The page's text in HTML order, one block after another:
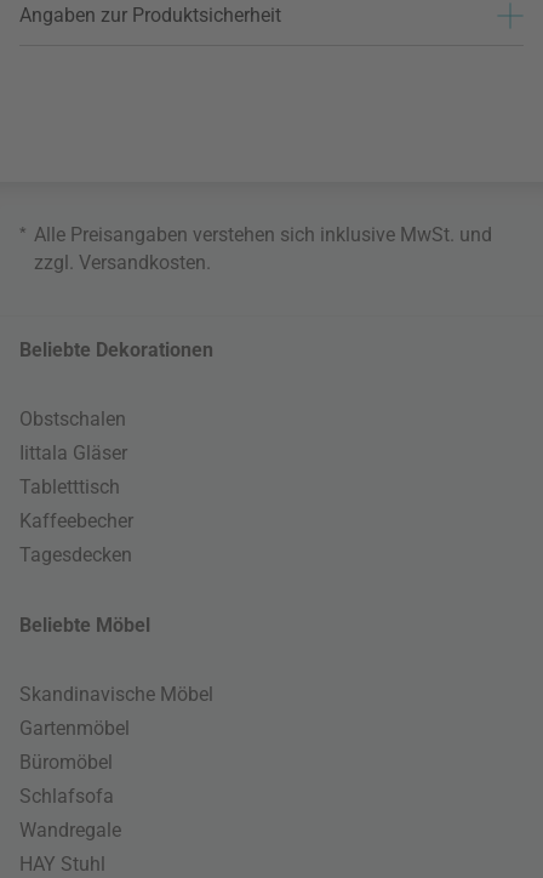
Angaben zur Produktsicherheit
* Alle Preisangaben verstehen sich inklusive MwSt. und
zzgl. Versandkosten
Beliebte Dekorationen
Obstschalen
Iittala Gläser
Tabletttisch
Kaffeebecher
Tagesdecken
Beliebte Möbel
Skandinavische Möbel
Gartenmöbel
Büromöbel
Schlafsofa
Wandregale
HAY Stuhl